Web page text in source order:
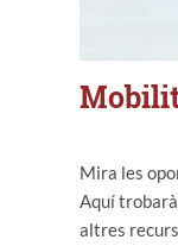
Mira les
Aquí
altres